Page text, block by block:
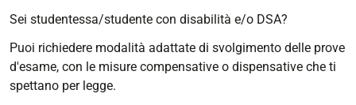
Sei studentessa/studente con disabilità e/o DSA?
Puoi richiedere modalità adattate di svolgimento delle prove
d'esame, con le misure compensative o dispensative che ti
spettano per legge.